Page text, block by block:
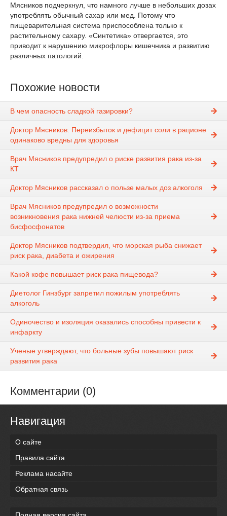
Мясников подчеркнул, что намного лучше в небольших дозах
употреблять обычный сахар или мед. Потому что
пищеварительная система приспособлена только к
растительному сахару. «Синтетика» отвергается, это
приводит к нарушению микрофлоры кишечника и развитию
различных патологий.
Похожие новости
В чем опасность сладкой газировки?
Доктор Мясников: Переизбыток и дефицит соли в рационе
одинаково вредны для здоровья
Врач Мясников предупредил о риске развития рака из-за
КТ
Доктор Мясников рассказал о пользе малых доз алкоголя
Врач Мясников предупредил о возможности
возникновения рака нижней челюсти из-за приема
бисфосфонатов
Доктор Мясников подтвердил, что морская рыба снижает
риск рака, диабета и ожирения
Какой кофе повышает риск рака пищевода?
Диетолог Гинзбург запретил пожилым употреблять
алкоголь
Одиночество и изоляция оказались способны привести к
инфаркту
Ученые утверждают, что больные зубы повышают риск
развития рака
Комментарии (0)
Навигация
О сайте
Правила сайта
Реклама насайте
Обратная связь